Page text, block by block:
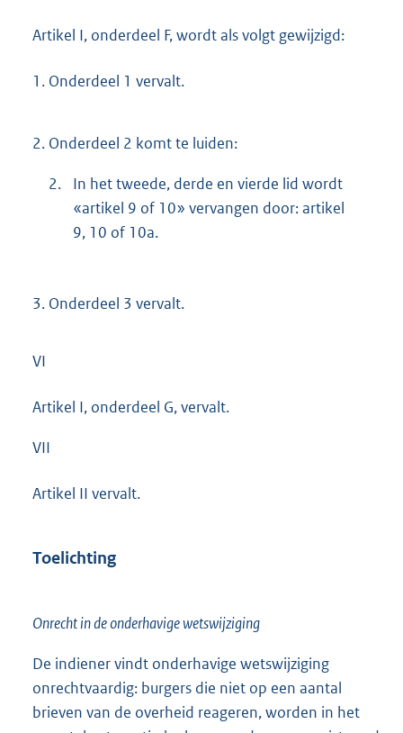
Artikel I, onderdeel F, wordt als volgt gewijzigd:
1. Onderdeel 1 vervalt.
2. Onderdeel 2 komt te luiden:
2.
In het tweede, derde en vierde lid wordt
«artikel 9 of 10» vervangen door: artikel
9, 10 of 10a.
3. Onderdeel 3 vervalt.
VI
Artikel I, onderdeel G, vervalt.
VII
Artikel II vervalt.
Toelichting
Onrecht in de onderhavige wetswijziging
De indiener vindt onderhavige wetswijziging
onrechtvaardig: burgers die niet op een aantal
brieven van de overheid reageren, worden in het